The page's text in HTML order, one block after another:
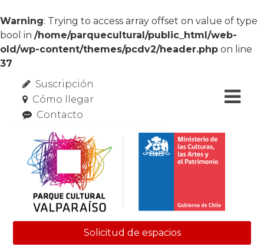
Warning: Trying to access array offset on value of type
bool in /home/parquecultural/public_html/web-
old/wp-content/themes/pcdv2/header.php on line
37
Suscripción
Cómo llegar
Contacto
Solicitud de espacios